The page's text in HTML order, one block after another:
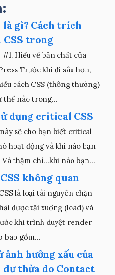
là gì? Cách trích
trong
#1. Hiểu về bản chất của
Trước khi đi sâu hơn,
cách CSS (thông thường)
thế nào trong...
dụng critical CSS
sẽ cho bạn biết critical
hoạt động và khi nào bạn
thậm chí…khi nào bạn...
không quan
là loại tài nguyên chặn
được tải xuống (load) và
khi trình duyệt render
bao gồm...
ảnh hưởng xấu của
dư thừa do Contact